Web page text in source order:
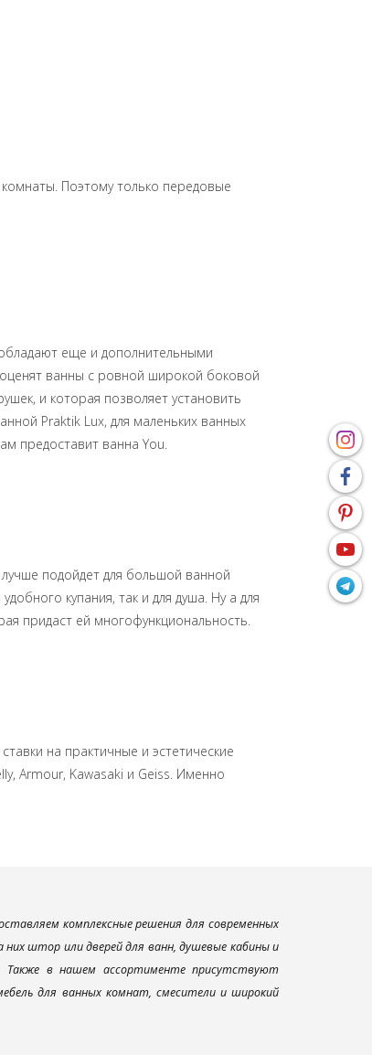
Поэтому только передовые
еще и дополнительными
ванны с ровной широкой боковой
и которая позволяет установить
Praktik Lux, для маленьких ванных
предоставит ванна You.
подойдет для большой ванной
купания, так и для душа. Ну а для
придаст ей многофункциональность.
на практичные и эстетические
Armour, Kawasaki и Geiss. Именно
комплексные решения для современных
штор или дверей для ванн, душевые кабины и
Также в нашем ассортименте присутствуют
для ванных комнат, смесители и широкий